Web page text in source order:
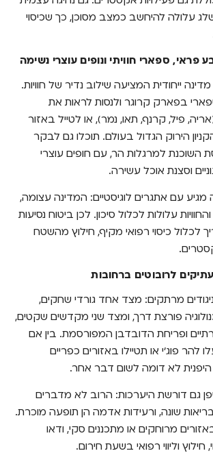
עלולה להיחשב כמצב מסוכן, כך שכיסוי
פראי, ספארי חוויתי ונופים עוצרי נשימה
ייחודית המציעה שילוב נדיר של חוויות.
בפארק קרוגר ולנסות לראות את
פיל, קרנף, תאו, נמר), או לטייל באזור
הירוק הגדול בעולם. תוכלו גם לבקר
השוכנת למרגלות הר, עם חופים עוצרי
וסצנת אוכל עשירה.
עם אתגרים לוגיסטיים: המדינה עצומה,
עלולות לכלול סיכון. לכן ביטוח נסיעות
לכלול כיסוי רפואי מקיף, חילוץ מהשטח
לרובוטים ברחובות
מרתקים: מצד אחד גורדי שחקים,
פורצת דרך, ומצד שני מקדשים שקטים,
ופריחת הדובדבן המפורסמת. בין אם
להר פוג’י או תטיילו באזורים כפריים
היפנית לא דומה לשום דבר אחר.
גם דורשת היערכות: הרוב לא מדברים
שונה, ורעידות אדמה הן תופעה מוכרת.
מרוחקים או מתכננים סקי, ודאו
חילוץ וליווי רפואי בשעת חירום.